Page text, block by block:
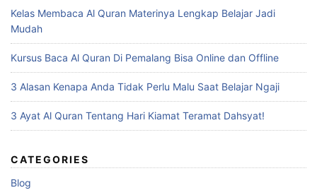
Kelas Membaca Al Quran Materinya Lengkap Belajar Jadi
Mudah
Kursus Baca Al Quran Di Pemalang Bisa Online dan Offline
3 Alasan Kenapa Anda Tidak Perlu Malu Saat Belajar Ngaji
3 Ayat Al Quran Tentang Hari Kiamat Teramat Dahsyat!
CATEGORIES
Blog